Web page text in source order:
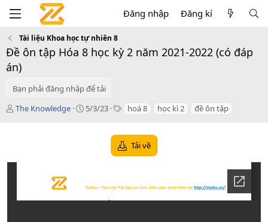
Đăng nhập Đăng kí
Tài liệu Khoa học tự nhiên 8
Đề ôn tập Hóa 8 học kỳ 2 năm 2021-2022 (có đáp
án)
Bạn phải đăng nhập để tải
T
ả
The Knowledge
C
5/3/23
T
s
hoá 8 học kì 2 đề ôn tập
Tải về